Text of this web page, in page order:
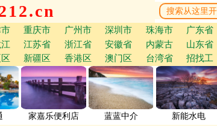
重庆市 广州市 深圳市 珠海市 广东省
江苏省 浙江省 安徽省 内蒙古 山东省
新疆区 香港区 澳门区 台湾省 招找工
家嘉乐便利店 蓝蓝中介 新能水电